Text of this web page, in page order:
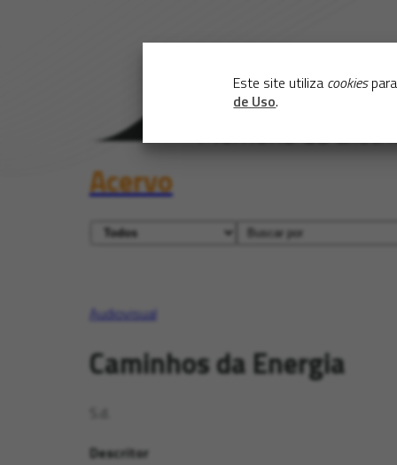
Este site utiliza cookies
de Uso.
Acervo
Audiovisual
Caminhos da Energia
Descritor